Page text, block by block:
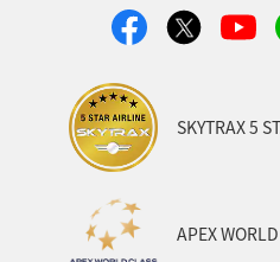
SKYTRAX 5
APEX